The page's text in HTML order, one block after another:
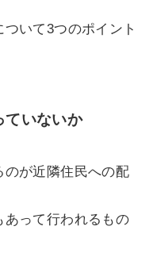
いて3つのポイント
ていないか
のが近隣住民への配
って行われるもの